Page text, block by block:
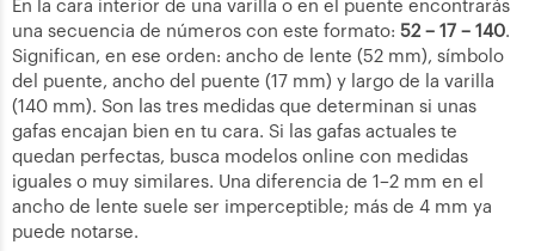
En la cara interior de una varilla o en el puente encontrarás
una secuencia de números con este formato: 52 – 17 – 140.
Significan, en ese orden: ancho de lente (52 mm), símbolo
del puente, ancho del puente (17 mm) y largo de la varilla
(140 mm). Son las tres medidas que determinan si unas
gafas encajan bien en tu cara. Si las gafas actuales te
quedan perfectas, busca modelos online con medidas
iguales o muy similares. Una diferencia de 1–2 mm en el
ancho de lente suele ser imperceptible; más de 4 mm ya
puede notarse.